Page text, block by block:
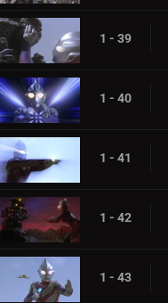
1 - 39
1 - 40
1 - 41
1 - 42
1 - 43